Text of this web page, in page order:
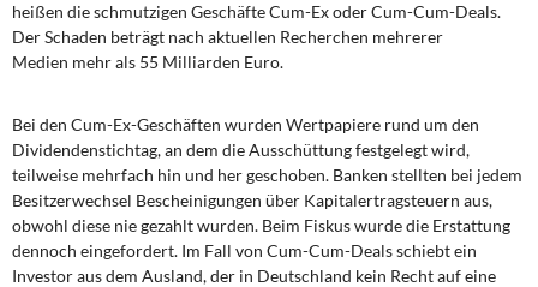
Öffentliche Infrastruktur und Daseinsvorsorge
DIE LINKE
Weitere Themen
Memo-Gruppe
heißen die schmutzigen Geschäfte Cum-Ex oder Cum-Cum-Deals.
Der Schaden beträgt nach aktuellen Recherchen mehrerer
Medien mehr als 55 Milliarden Euro.
Bei den Cum-Ex-Geschäften wurden Wertpapiere rund um den
Dividendenstichtag, an dem die Ausschüttung festgelegt wird,
teilweise mehrfach hin und her geschoben. Banken stellten bei jedem
Besitzerwechsel Bescheinigungen über Kapitalertragsteuern aus,
obwohl diese nie gezahlt wurden. Beim Fiskus wurde die Erstattung
dennoch eingefordert. Im Fall von Cum-Cum-Deals schiebt ein
Investor aus dem Ausland, der in Deutschland kein Recht auf eine